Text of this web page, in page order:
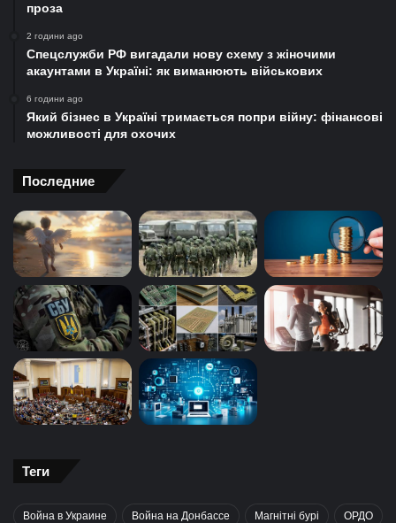
проза
2 години ago
Спецслужби РФ вигадали нову схему з жіночими
акаунтами в Україні: як виманюють військових
6 години ago
Який бізнес в Україні тримається попри війну: фінансові
можливості для охочих
Последние
Теги
Война в Украине Война на Донбассе Магнітні бурі ОРДО